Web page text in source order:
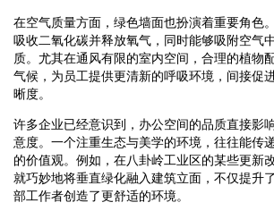
在空气质量方面，绿色墙面也扮演着重要角色
吸收二氧化碳并释放氧气，同时能够吸附空气
质。尤其在通风有限的室内空间，合理的植物
气候，为员工提供更清新的呼吸环境，间接促
晰度。
许多企业已经意识到，办公空间的品质直接影
意度。一个注重生态与美学的环境，往往能传
的价值观。例如，在八卦岭工业区的某些更新
就巧妙地将垂直绿化融入建筑立面，不仅提升
部工作者创造了更舒适的环境。